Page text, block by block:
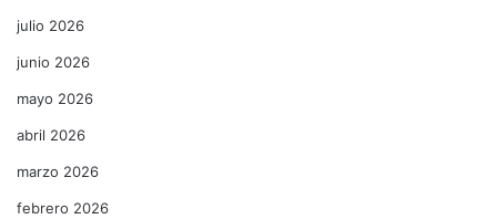
julio 2026
junio 2026
mayo 2026
abril 2026
marzo 2026
febrero 2026